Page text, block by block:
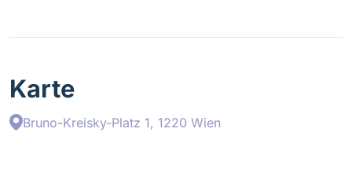
Karte
Bruno-Kreisky-Platz 1, 1220 Wien